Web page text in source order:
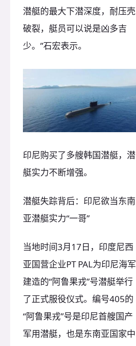
潜艇的最大下潜深度，耐压壳
破裂，艇员可以说是凶多吉
少。”石宏表示。
印尼购买了多艘韩国潜艇，潜
艇实力不断增强。
潜艇失踪背后：印尼欲当东南
亚潜艇实力“一哥”
当地时间3月17日，印度尼西
亚国营企业PT PAL为印尼海军
建造的“阿鲁果戎”号潜艇举行
了正式服役仪式。编号405的
“阿鲁果戎”号是印尼首艘国产
军用潜艇，也是东南亚国家中